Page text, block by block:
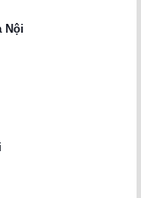
Nội